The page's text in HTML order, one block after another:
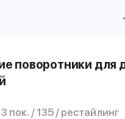
поворотники для
пок. / 135 / рестайлинг